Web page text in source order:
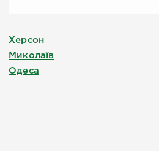
Херсон
Миколаїв
Одеса